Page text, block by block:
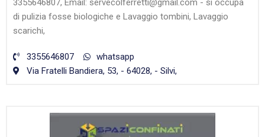
3355646807, Email: servecolferretti@gmail.com - si occupa
di pulizia fosse biologiche e Lavaggio tombini, Lavaggio
scarichi,
3355646807
whatsapp
Via Fratelli Bandiera, 53, - 64028, - Silvi,